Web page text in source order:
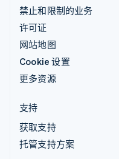
禁止和限制的业务
许可证
网站地图
Cookie 设置
更多资源
支持
获取支持
托管支持方案